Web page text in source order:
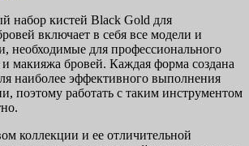
набор кистей Black Gold для
включает в себя все модели и
необходимые для профессионального
макияжа бровей. Каждая форма создана
наиболее эффективного выполнения
поэтому работать с таким инструментом
коллекции и ее отличительной